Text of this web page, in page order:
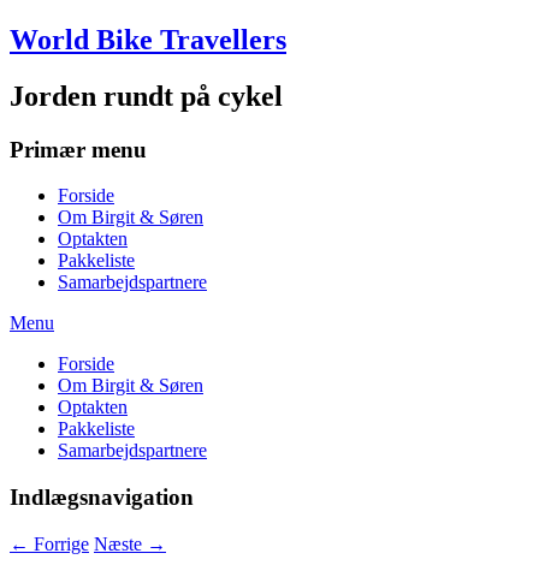
Skip
to
World Bike Travellers
Jorden rundt på cykel
Primær menu
Forside
Om Birgit & Søren
Optakten
Pakkeliste
Samarbejdspartnere
Menu
Forside
Om Birgit & Søren
Optakten
Pakkeliste
Samarbejdspartnere
Indlægsnavigation
← Forrige Næste →